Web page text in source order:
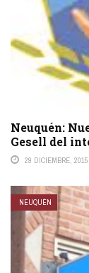
Neuquén:
Gesell del
29 DICIEMBRE, 2015
NEUQUÉN